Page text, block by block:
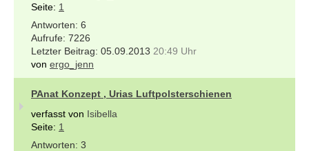
Seite: 1
6
7226
05.09.2013 20:49 Uhr
von ergo_jenn
PAnat Konzept , Urias Luftpolsterschienen
verfasst von Isibella
Seite: 1
3